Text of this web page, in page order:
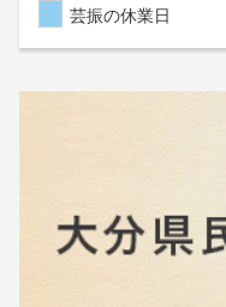
芸振の休業日